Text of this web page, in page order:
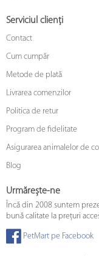
Serviciul clienți
Contact
Cum cumpăr
Metode de plată
Livrarea comenzilor
Politica de retur
Program de fidelitate
Asigurarea animalelor de
Blog
Urmărește-ne
Încă din 2008 suntem
bună calitate la prețuri
PetMart pe Facebook